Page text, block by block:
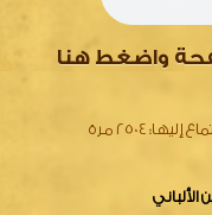
واضغط هنا
إليها: 2504 مرة